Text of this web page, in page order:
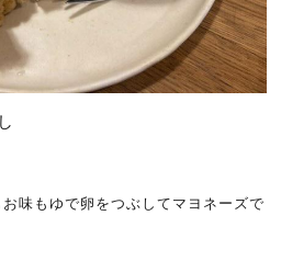
味もゆで卵をつぶしてマヨネーズで